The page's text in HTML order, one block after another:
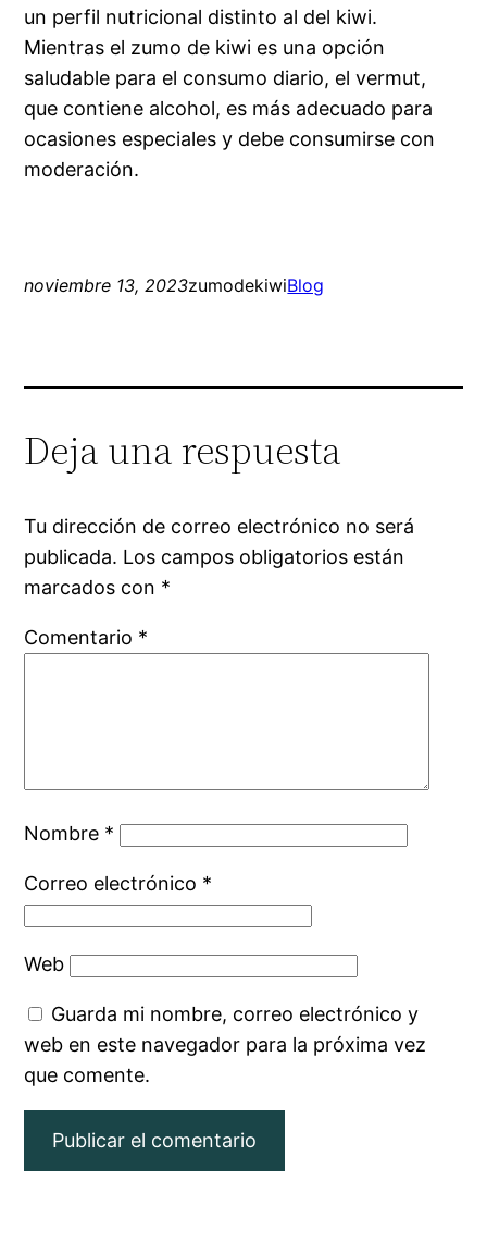
un perfil nutricional distinto al del kiwi.
Mientras el zumo de kiwi es una opción
saludable para el consumo diario, el vermut,
que contiene alcohol, es más adecuado para
ocasiones especiales y debe consumirse con
moderación.
noviembre 13, 2023zumodekiwiBlog
Deja una respuesta
Tu dirección de correo electrónico no será
publicada. Los campos obligatorios están
marcados con *
Comentario *
Nombre *
Correo electrónico *
Web
Guarda mi nombre, correo electrónico y
web en este navegador para la próxima vez
que comente.